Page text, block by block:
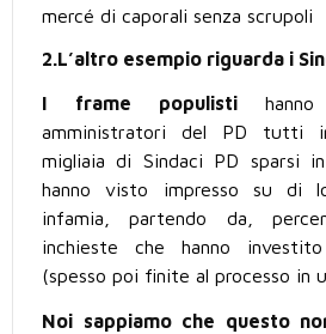
mercé di caporali senza scrupoli
2.L’altro esempio riguarda i
I frame populistihanno
amministratori del PD tutti
migliaia di Sindaci PD sparsi
hanno visto impresso su di
infamia, partendo da,
inchieste che hanno
(spesso poi finite al processo in
Noi sappiamo che questo